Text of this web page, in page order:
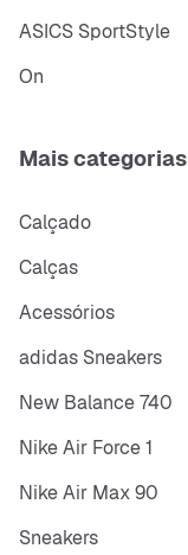
ASICS SportStyle
On
Mais categorias
Calçado
Calças
Acessórios
adidas Sneakers
New Balance 740
Nike Air Force 1
Nike Air Max 90
Sneakers